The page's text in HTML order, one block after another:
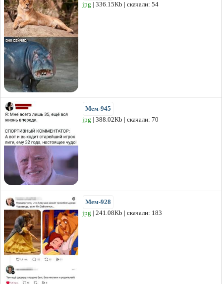
jpg | 336.15Kb | скачали: 54
Мем-945
jpg | 388.02Kb | скачали: 70
Мем-928
jpg | 241.08Kb | скачали: 183